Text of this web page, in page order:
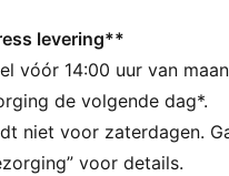
Relaxed
hoofdmateriaal: Single
Normaal
hals
mouwen
levering**
vóór 14:00 uur van
de volgende dag*.
niet voor zaterdagen.
voor details.